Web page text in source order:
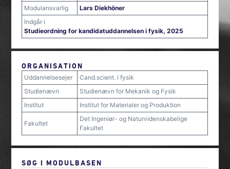
Modulansvarlig
Lars Diekhöner
Indgår i
Studieordning for kandidatuddannelsen i fysik, 2025
ORGANISATION
Uddannelsesejer
Cand.scient. i fysik
Studienævn
Studienævn for Mekanik og Fysik
Institut
Institut for Materialer og Produktion
Fakultet
Det Ingeniør- og Naturvidenskabelige
Fakultet
SØG I MODULBASEN